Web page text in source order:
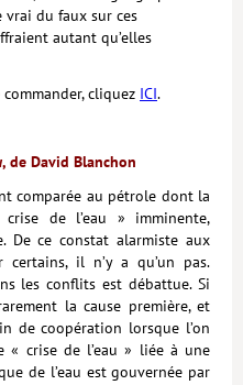
DE CONFIDENTIALITÉ
LÉGALES
RELATIVE AUX COOKIES
du faux sur ces
autant qu’elles
cliquez ICI.
, de David Blanchon
comparée au pétrole dont la
de l’eau » imminente,
De ce constat alarmiste aux
certains, il n’y a qu’un pas.
les conflits est débattue. Si
la cause première, et
de coopération lorsque l’on
« crise de l’eau » liée à une
de l’eau est gouvernée par